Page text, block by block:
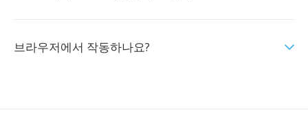
브라우저에서 작동하나요?